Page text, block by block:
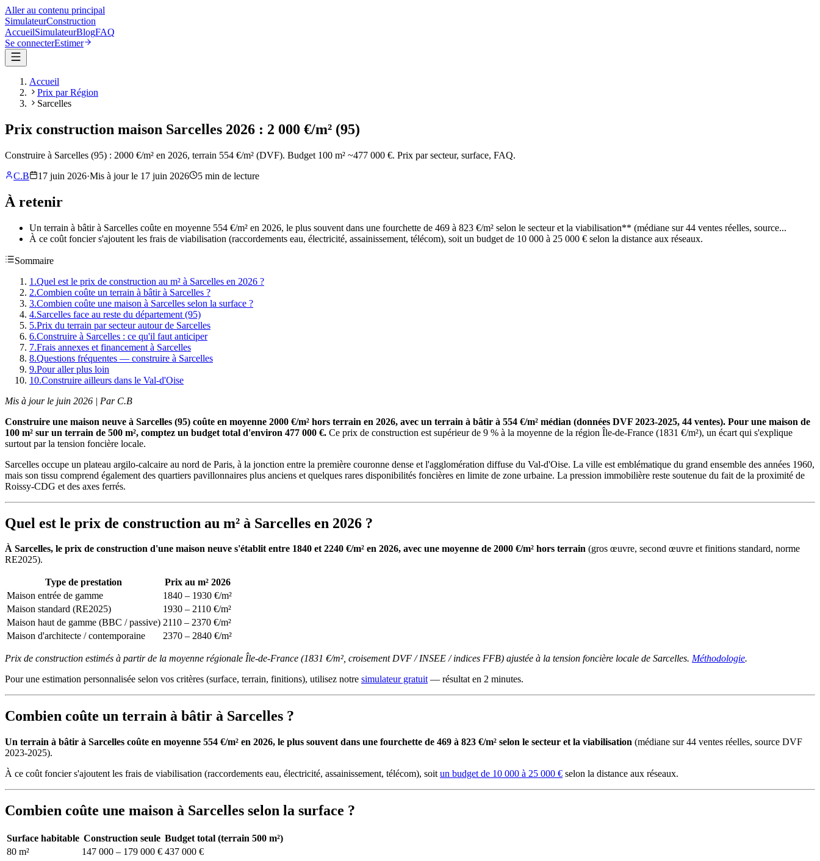
Aller au contenu principal
SimulateurConstruction
AccueilSimulateurBlogFAQ
Se connecterEstimer
Accueil
Prix par Région
Sarcelles
Prix construction maison Sarcelles 2026 : 2 000 €/m² (95)
Construire à Sarcelles (95) : 2000 €/m² en 2026, terrain 554 €/m² (DVF). Budget 100 m² ~477 000 €. Prix par secteur, surface, FAQ.
C.B
17 juin 2026·Mis à jour le 17 juin 2026 5 min de lecture
À retenir
Un terrain à bâtir à Sarcelles coûte en moyenne 554 €/m² en 2026, le plus souvent dans une fourchette de 469 à 823 €/m² selon le secteur et la viabilisation** (médiane sur 44 ventes réelles, source...
À ce coût foncier s'ajoutent les frais de viabilisation (raccordements eau, électricité, assainissement, télécom), soit un budget de 10 000 à 25 000 € selon la distance aux réseaux.
Sommaire
1 .Quel est le prix de construction au m² à Sarcelles en 2026 ?
2.Combien coûte un terrain à bâtir à Sarcelles ?
3.Combien coûte une maison à Sarcelles selon la surface ?
4.Sarcelles face au reste du département (95)
5.Prix du terrain par secteur autour de Sarcelles
6.Construire à Sarcelles : ce qu'il faut anticiper
7.Frais annexes et financement à Sarcelles
8.Questions fréquentes — construire à Sarcelles
9.Pour aller plus loin
10.Construire ailleurs dans le Val-d'Oise
Mis à jour le juin 2026 | Par C.B
Construire une maison neuve à Sarcelles (95) coûte en moyenne 2000 €/m² hors terrain en 2026, avec un terrain à bâtir à 554 €/m² médian (données DVF 2023-2025, 44 ventes). Pour une maison de
100 m² sur un terrain de 500 m², comptez un budget total d'environ 477 000 €. Ce prix de construction est supérieur de 9 % à la moyenne de la région Île-de-France (1831 €/m²), un écart qui s'explique
surtout par la tension foncière locale.
Sarcelles occupe un plateau argilo-calcaire au nord de Paris, à la jonction entre la première couronne dense et l'agglomération diffuse du Val-d'Oise. La ville est emblématique du grand ensemble des années 1960,
mais son tissu comprend également des quartiers pavillonnaires plus anciens et quelques rares disponibilités foncières en limite de zone urbaine. La pression immobilière reste soutenue du fait de la proximité de
Roissy-CDG et des axes ferrés.
Quel est le prix de construction au m² à Sarcelles en 2026 ?
À Sarcelles, le prix de construction d'une maison neuve s'établit entre 1840 et 2240 €/m² en 2026, avec une moyenne de 2000 €/m² hors terrain (gros œuvre, second œuvre et finitions standard, norme
RE2025).
Type de prestation
Prix au m² 2026
Maison entrée de gamme
1840 – 1930 €/m²
Maison standard (RE2025)
1930 – 2110 €/m²
Maison haut de gamme (BBC / passive) 2110 – 2370 €/m²
Maison d'architecte / contemporaine
2370 – 2840 €/m²
Prix de construction estimés à partir de la moyenne régionale Île-de-France (1831 €/m², croisement DVF / INSEE / indices FFB) ajustée à la tension foncière locale de Sarcelles. Méthodologie.
Pour une estimation personnalisée selon vos critères (surface, terrain, finitions), utilisez notre simulateur gratuit— résultat en 2 minutes.
Combien coûte un terrain à bâtir à Sarcelles ?
Un terrain à bâtir à Sarcelles coûte en moyenne 554 €/m² en 2026, le plus souvent dans une fourchette de 469 à 823 €/m² selon le secteur et la viabilisation (médiane sur 44 ventes réelles, source DVF
2023-2025).
À ce coût foncier s'ajoutent les frais de viabilisation (raccordements eau, électricité, assainissement, télécom), soit un budget de 10 000 à 25 000 € selon la distance aux réseaux.
Combien coûte une maison à Sarcelles selon la surface ?
Surface habitable Construction seule Budget total (terrain 500 m²)
80 m²
147 000 – 179 000 € 437 000 €